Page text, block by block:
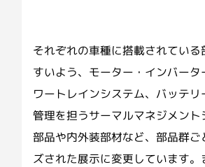
それぞれの車種に搭載されている
すいよう、モーター・インバータ
ワートレインシステム、バッテ
管理を担うサーマルマネジメン
部品や内外装部材など、部品群ご
ズされた展示に変更しています。